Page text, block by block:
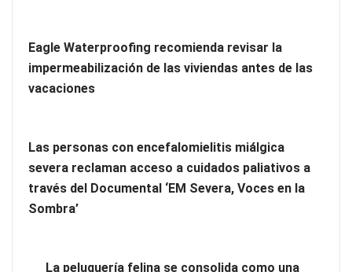
Más allá de la crema solar: la importancia de revisar manchas
y lunares
Eagle Waterproofing recomienda revisar la
Eagle Waterproofing recomienda revisar la
impermeabilización de las viviendas antes de las
vacaciones
Las personas con encefalomielitis miálgica
severa reclaman acceso a cuidados paliativos a
través del Documental ‘EM Severa, Voces en la
Sombra’
La peluquería felina se consolida como una